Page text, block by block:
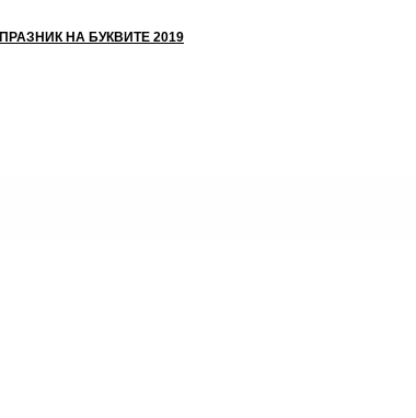
ПРАЗНИК НА БУКВИТЕ 2019